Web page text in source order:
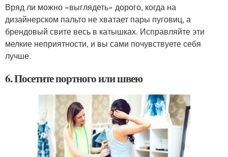
Вряд ли можно «выглядеть» дорого, когда на
дизайнерском пальто не хватает пары пуговиц, а
брендовый свите весь в катышках. Исправляйте эти
мелкие неприятности, и вы сами почувствуете себя
лучше.
6. Посетите портного или швею